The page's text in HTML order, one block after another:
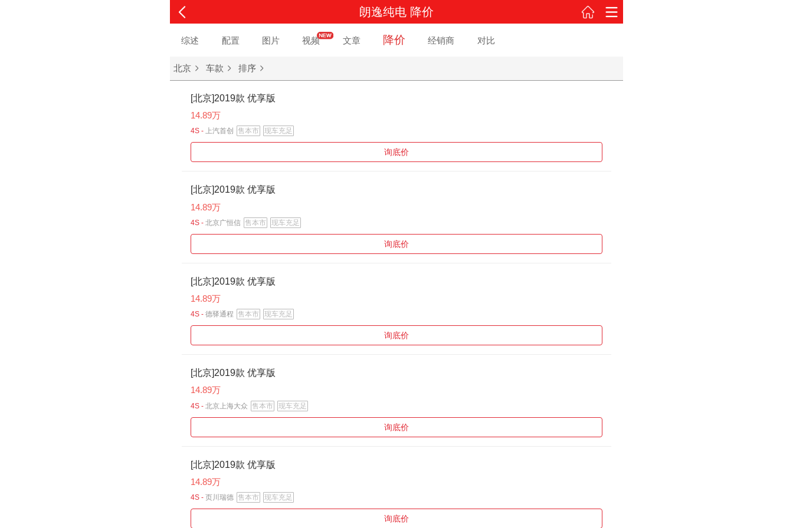
朗逸纯电 降价
综述 配置 图片 视频 文章 降价 经销商 对比
北京 车款 排序
[北京]2019款 优享版
14.89万
4S - 上汽首创 售本市 现车充足
询底价
[北京]2019款 优享版
14.89万
4S - 北京广恒信 售本市 现车充足
询底价
[北京]2019款 优享版
14.89万
4S - 德驿通程 售本市 现车充足
询底价
[北京]2019款 优享版
14.89万
4S - 北京上海大众 售本市 现车充足
询底价
[北京]2019款 优享版
14.89万
4S - 页川瑞德 售本市 现车充足
询底价